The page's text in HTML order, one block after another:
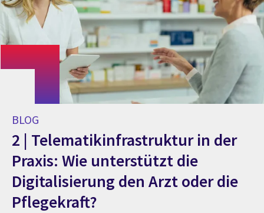
BLOG
2 | Telematikinfrastruktur in der
Praxis: Wie unterstützt die
Digitalisierung den Arzt oder die
Pflegekraft?